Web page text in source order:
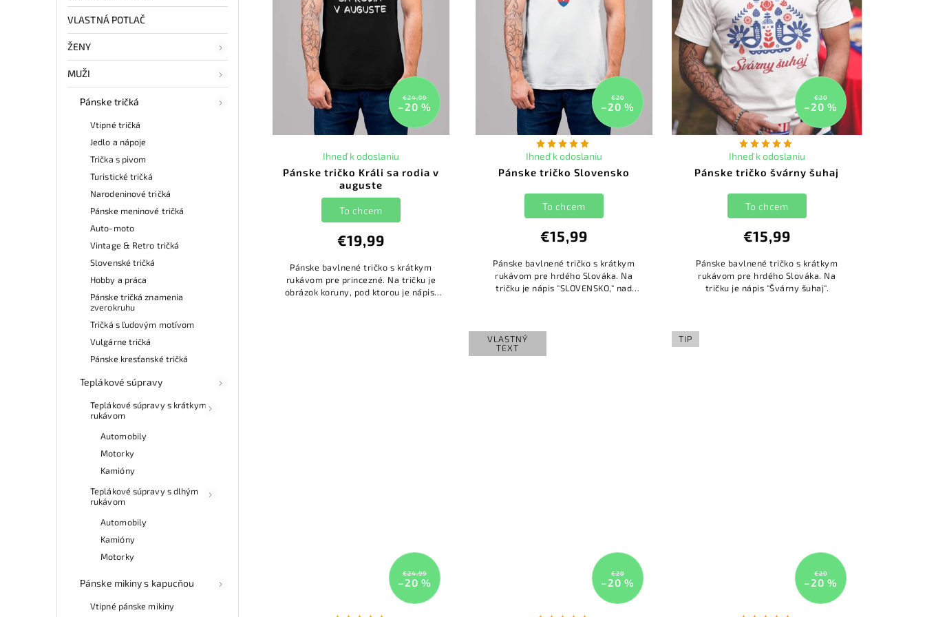
VLASTNÁ POTLAČ
ŽENY
MUŽI
Pánske tričká
Vtipné tričká
Jedlo a nápoje
Trička s pivom
Turistické tričká
Narodeninové tričká
Pánske meninové tričká
Auto-moto
Vintage & Retro tričká
Slovenské tričká
Hobby a práca
Pánske tričká znamenia
zverokruhu
Tričká s ľudovým motívom
Vulgárne tričká
Pánske kresťanské tričká
Teplákové súpravy
Teplákové súpravy s krátkym
rukávom
Automobily
Motorky
Kamióny
Teplákové súpravy s dlhým
rukávom
Automobily
Kamióny
Motorky
Pánske mikiny s kapucňou
Vtipné pánske mikiny
€24,99
–20 %
Pánske tričko Králi sa rodia v
auguste
Ihneď k odoslaniu
€19,99
To chcem
Pánske bavlnené tričko s krátkym
rukávom pre princezné. Na tričku je
obrázok koruny, pod ktorou je nápis:
€20
–20 %
Pánske tričko Slovensko
Ihneď k odoslaniu
€15,99
To chcem
Pánske bavlnené tričko s krátkym
rukávom pre hrdého Slováka. Na
tričku je nápis "SLOVENSKO," nad
€20
–20 %
Pánske tričko švárny šuhaj
Ihneď k odoslaniu
€15,99
To chcem
Pánske bavlnené tričko s krátkym
rukávom pre hrdého Slováka. Na
tričku je nápis "Švárny šuhaj".
€24,99
–20 %
VLASTNÝ
TEXT
€20
–20 %
TIP
€20
–20 %